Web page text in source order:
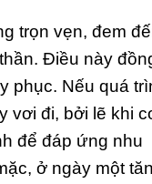
trọn vẹn, đem
Điều này
phục. Nếu quá
vơi đi, bởi lẽ khi
để đáp ứng nhu
ở ngày một